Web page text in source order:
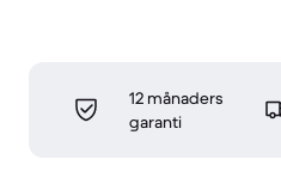
12 månaders
garanti